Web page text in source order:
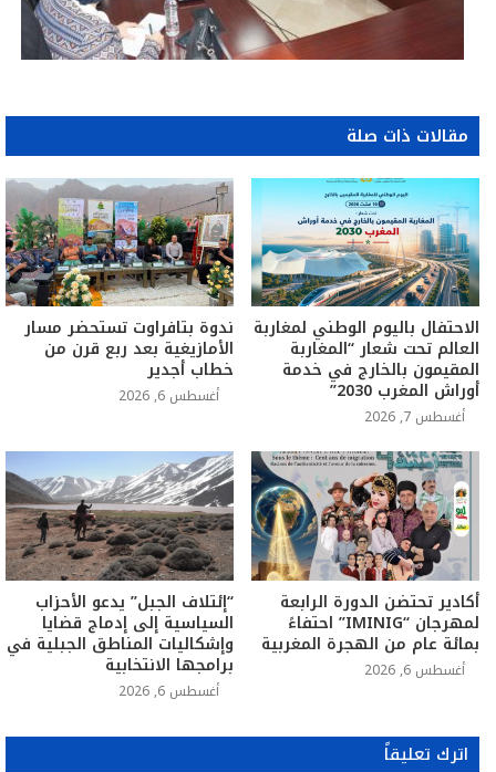
مقالات ذات صلة
الاحتفال باليوم الوطني لمغاربة
العالم تحت شعار “المغاربة
المقيمون بالخارج في خدمة
أوراش المغرب 2030”
أغسطس 7, 2026
ندوة بتافراوت تستحضر مسار
الأمازيغية بعد ربع قرن من
خطاب أجدير
أغسطس 6, 2026
أكادير تحتضن الدورة الرابعة
لمهرجان “IMINIG” احتفاءً
بمائة عام من الهجرة المغربية
أغسطس 6, 2026
“إئتلاف الجبل” يدعو الأحزاب
السياسية إلى إدماج قضايا
وإشكاليات المناطق الجبلية في
برامجها الانتخابية
أغسطس 6, 2026
اترك تعليقاً